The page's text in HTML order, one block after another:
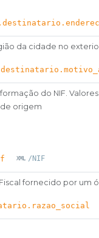
da cidade no
do NIF. Valores
origem
/NIF
fornecido por um